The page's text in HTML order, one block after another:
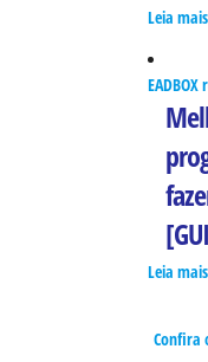
Leia mais
EADBOX
Leia mais
Confira